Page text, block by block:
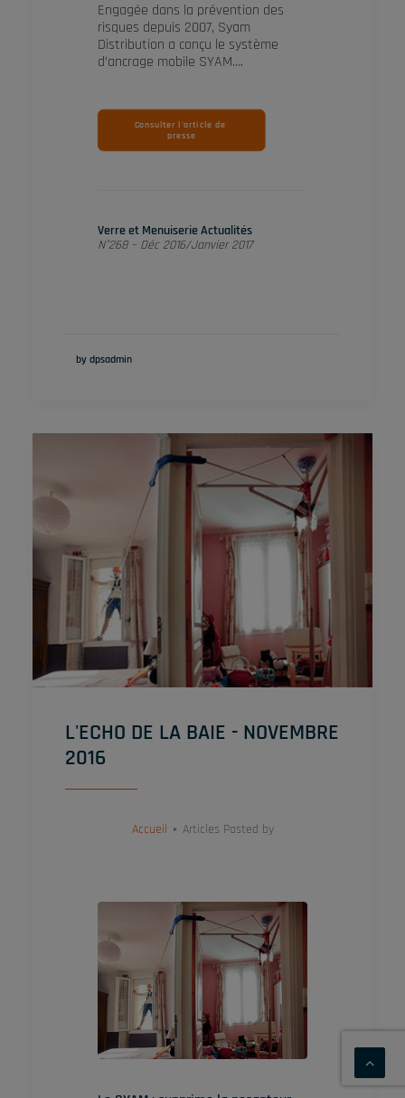
Engagée dans la prévention des
risques depuis 2007, Syam
Distribution a conçu le système
d’ancrage mobile SYAM….
Consulter l'article de
presse
Verre et Menuiserie Actualités
N°268 – Déc 2016/Janvier 2017
by dpsadmin
L'ECHO DE LA BAIE - NOVEMBRE
2016
Accueil Articles Posted by